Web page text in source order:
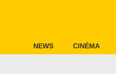
NEWS CINÉMA